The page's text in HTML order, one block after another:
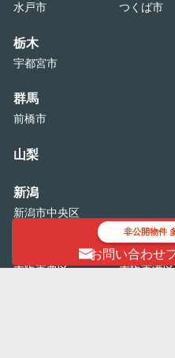
非公開物件
お問い合わせ
水戸市 つくば市
栃木
宇都宮市
群馬
前橋市
山梨
新潟
新潟市中央区
大阪市西区 大阪市港区